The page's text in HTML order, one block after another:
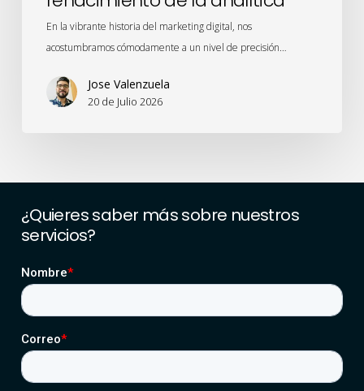
En la vibrante historia del marketing digital, nos
acostumbramos cómodamente a un nivel de precisión…
Jose Valenzuela
20 de Julio 2026
¿Quieressaber mássobre nuestros
servicios?